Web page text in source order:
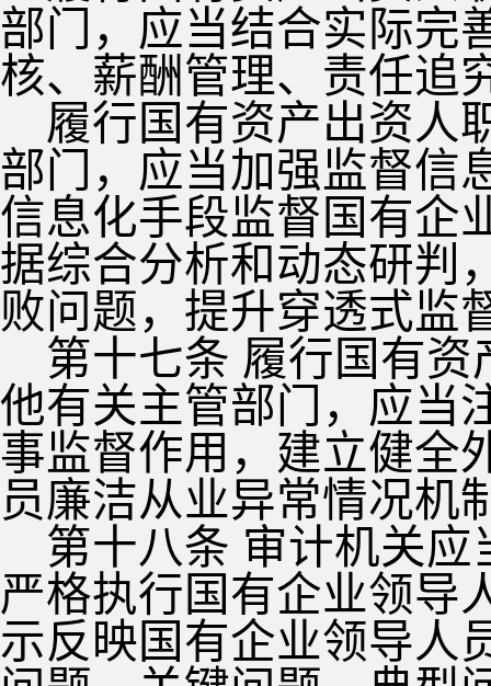
部门，应当结合实际完
核、薪酬管理、责任追
履行国有资产出资人
部门，应当加强监督信
信息化手段监督国有企
据综合分析和动态研判
败问题，提升穿透式监
第十七条 履行国有
他有关主管部门，应当
事监督作用，建立健全
员廉洁从业异常情况机
第十八条 审计机关
严格执行国有企业领导
示反映国有企业领导人